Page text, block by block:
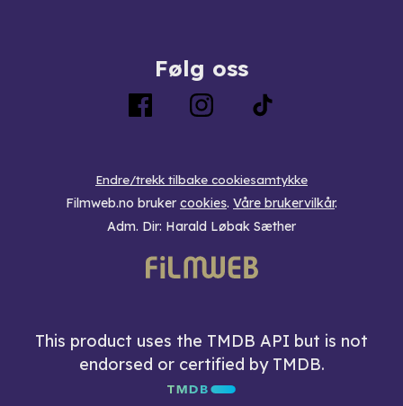
Følg oss
Endre/trekk tilbake cookiesamtykke
Filmweb.no bruker cookies. Våre brukervilkår.
Adm. Dir: Harald Løbak Sæther
This product uses the TMDB API but is not
endorsed or certified by TMDB.